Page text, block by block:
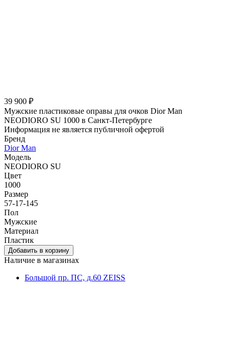
39 900 ₽
Мужские пластиковые оправы для очков Dior Man
NEODIORO SU 1000 в Санкт-Петербурге
Информация не является публичной офертой
Бренд
Dior Man
Модель
NEODIORO SU
Цвет
1000
Размер
57-17-145
Пол
Мужские
Материал
Пластик
Наличие в магазинах
Большой пр. ПС, д.60 ZEISS